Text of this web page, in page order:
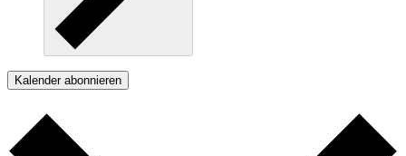
Kalender abonnieren